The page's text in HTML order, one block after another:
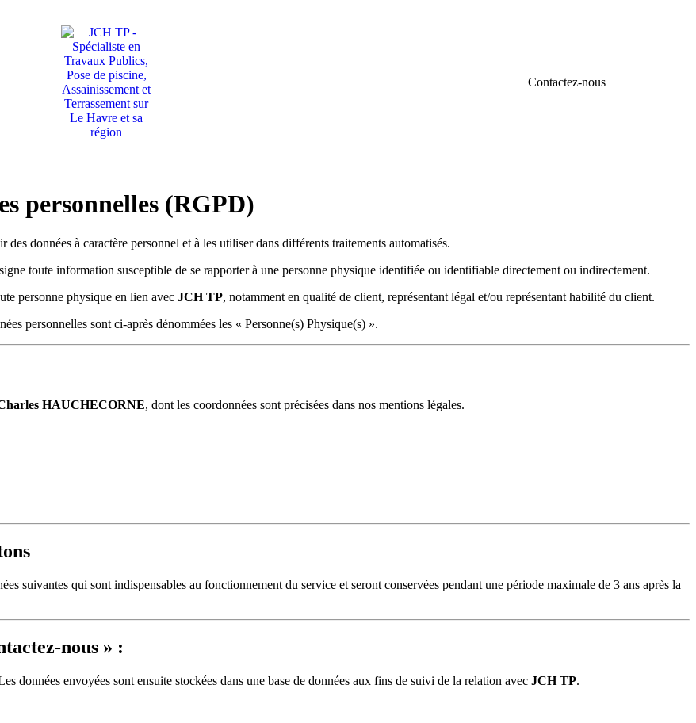
Contactez-nous
personnelles (RGPD)
des données à caractère personnel et à les utiliser dans différents traitements automatisés.
toute information susceptible de se rapporter à une personne physique identifiée ou identifiable directement ou indirectement.
personne physique en lien avec JCH TP, notamment en qualité de client, représentant légal et/ou représentant habilité du client.
personnelles sont ci-après dénommées les « Personne(s) Physique(s) ».
HAUCHECORNE, dont les coordonnées sont précisées dans nos mentions légales.
suivantes qui sont indispensables au fonctionnement du service et seront conservées pendant une période maximale de 3 ans après la
nous » :
données envoyées sont ensuite stockées dans une base de données aux fins de suivi de la relation avec JCH TP.